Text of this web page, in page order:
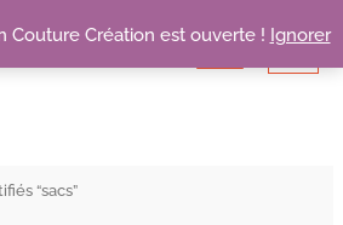
Couture Création est ouverte ! Ignorer
“sacs”